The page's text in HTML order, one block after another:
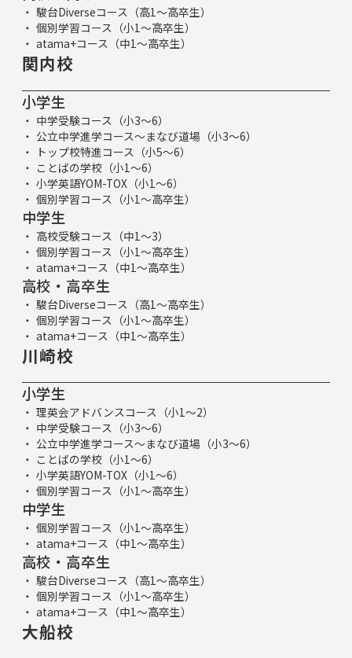
駿台Diverseコース（高1～高卒生）
個別学習コース（小1～高卒生）
atama+コース（中1～高卒生）
関内校
小学生
中学受験コース（小3～6）
公立中学進学コース～まなび道場（小3～6）
トップ校特進コース（小5～6）
ことばの学校（小1～6）
小学英語YOM-TOX（小1～6）
個別学習コース（小1～高卒生）
中学生
高校受験コース（中1～3）
個別学習コース（小1～高卒生）
atama+コース（中1～高卒生）
高校・高卒生
駿台Diverseコース（高1～高卒生）
個別学習コース（小1～高卒生）
atama+コース（中1～高卒生）
川崎校
小学生
理英会アドバンスコース（小1～2）
中学受験コース（小3～6）
公立中学進学コース～まなび道場（小3～6）
ことばの学校（小1～6）
小学英語YOM-TOX（小1～6）
個別学習コース（小1～高卒生）
中学生
個別学習コース（小1～高卒生）
atama+コース（中1～高卒生）
高校・高卒生
駿台Diverseコース（高1～高卒生）
個別学習コース（小1～高卒生）
atama+コース（中1～高卒生）
大船校